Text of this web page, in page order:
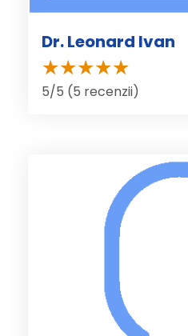
Dr. Leonard Ivan
5/5 (5 recenzii)